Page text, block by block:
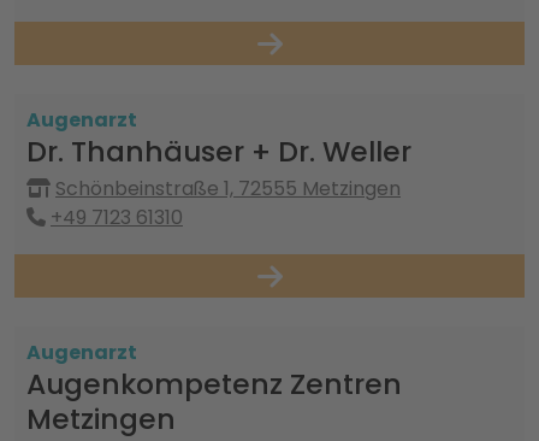
Augenarzt
Dr. Thanhäuser + Dr. Weller
Schönbeinstraße 1, 72555 Metzingen
+49 7123 61310
Augenarzt
Augenkompetenz Zentren
Metzingen